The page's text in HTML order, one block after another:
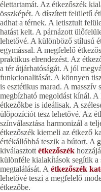
élettartamát. Az étkezőszék
összképét. A díszített felületű
adhat a térnek. A letisztult
hatást kelt. A párnázott
lehetővé. A különböző stílusú
egymással. A megfelelő
praktikus elrendezést. Az
a tér átjárhatóságát. A jól
funkcionalitását. A könnyen
is esztétikus marad. A masszív
megbízható megoldást kínál.
étkezőkbe is ideálisak. A
ülőpozíciót tesz lehetővé. Az
színválasztása harmonizál a
étkezőszék kiemeli az étkező
értékállóbbá teszik a bútort. A
kiválasztott étkezőszék
különféle kialakítások segítik a
megtalálását. A étkezőszék
lehetővé teszi a megfelelő
étkezőbe.